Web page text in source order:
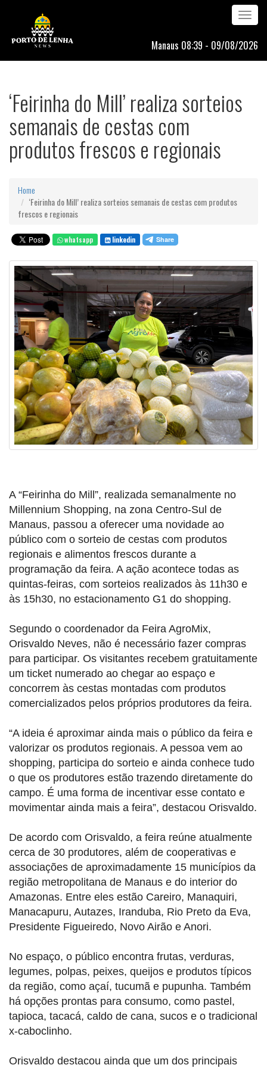
Toggle
navigation
Manaus 08:39 - 09/08/2026
‘Feirinha do Mill’ realiza sorteios
semanais de cestas com
produtos frescos e regionais
Home
‘Feirinha do Mill’ realiza sorteios semanais de cestas com produtos
frescos e regionais
whatsapp linkedin
A “Feirinha do Mill”, realizada semanalmente no
Millennium Shopping, na zona Centro-Sul de
Manaus, passou a oferecer uma novidade ao
público com o sorteio de cestas com produtos
regionais e alimentos frescos durante a
programação da feira. A ação acontece todas as
quintas-feiras, com sorteios realizados às 11h30 e
às 15h30, no estacionamento G1 do shopping.
Segundo o coordenador da Feira AgroMix,
Orisvaldo Neves, não é necessário fazer compras
para participar. Os visitantes recebem gratuitamente
um ticket numerado ao chegar ao espaço e
concorrem às cestas montadas com produtos
comercializados pelos próprios produtores da feira.
“A ideia é aproximar ainda mais o público da feira e
valorizar os produtos regionais. A pessoa vem ao
shopping, participa do sorteio e ainda conhece tudo
o que os produtores estão trazendo diretamente do
campo. É uma forma de incentivar esse contato e
movimentar ainda mais a feira”, destacou Orisvaldo.
De acordo com Orisvaldo, a feira reúne atualmente
cerca de 30 produtores, além de cooperativas e
associações de aproximadamente 15 municípios da
região metropolitana de Manaus e do interior do
Amazonas. Entre eles estão Careiro, Manaquiri,
Manacapuru, Autazes, Iranduba, Rio Preto da Eva,
Presidente Figueiredo, Novo Airão e Anori.
No espaço, o público encontra frutas, verduras,
legumes, polpas, peixes, queijos e produtos típicos
da região, como açaí, tucumã e pupunha. Também
há opções prontas para consumo, como pastel,
tapioca, tacacá, caldo de cana, sucos e o tradicional
x-caboclinho.
Orisvaldo destacou ainda que um dos principais